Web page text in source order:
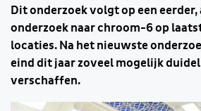
Dit onderzoek volgt op een eerder,
onderzoek naar chroom-6 op
locaties. Na het nieuwste
eind dit jaar zoveel mogelijk
verschaffen.